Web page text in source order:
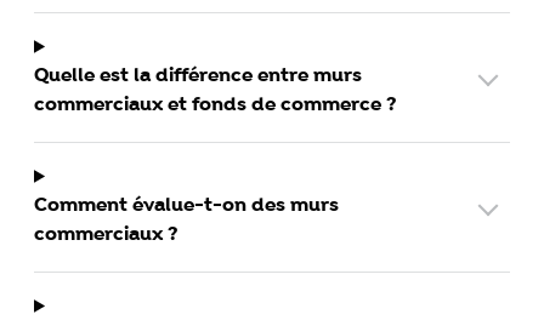
Quelle est la différence entre murs
commerciaux et fonds de commerce ?
Comment évalue-t-on des murs
commerciaux ?